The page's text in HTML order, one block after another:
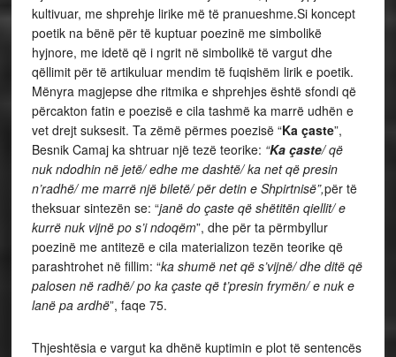
kultivuar, me shprehje lirike më të pranueshme.Si koncept
poetik na bënë për të kuptuar poezinë me simbolikë
hyjnore, me idetë që i ngrit në simbolikë të vargut dhe
qëllimit për të artikuluar mendim të fuqishëm lirik e poetik.
Mënyra magjepse dhe ritmika e shprehjes është sfondi që
përcakton fatin e poezisë e cila tashmë ka marrë udhën e
vet drejt suksesit. Ta zëmë përmes poezisë “Ka çaste”,
Besnik Camaj ka shtruar një tezë teorike: “Ka çaste/ që
nuk ndodhin në jetë/ edhe me dashtë/ ka net që presin
n’radhë/ me marrë një biletë/ për detin e Shpirtnisë”,për të
theksuar sintezën se: “janë do çaste që shëtitën qiellit/ e
kurrë nuk vijnë po s’i ndoqëm”, dhe për ta përmbyllur
poezinë me antitezë e cila materializon tezën teorike që
parashtrohet në fillim: “ka shumë net që s’vijnë/ dhe ditë që
palosen në radhë/ po ka çaste që t’presin frymën/ e nuk e
lanë pa ardhë”, faqe 75.
Thjeshtësia e vargut ka dhënë kuptimin e plot të sentencës